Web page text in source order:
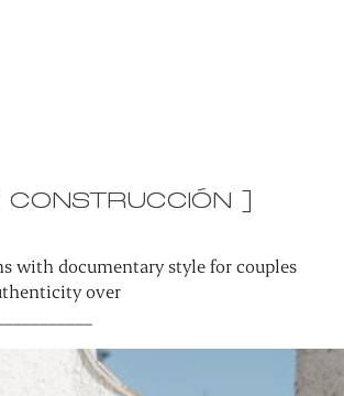
CONSTRUCCIÓN ]
with documentary style for couples
over